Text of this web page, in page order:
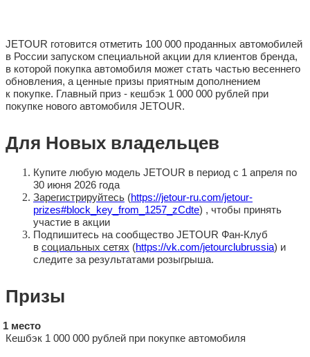
JETOUR готовится отметить 100 000 проданных автомобилей
в России запуском специальной акции для клиентов бренда,
в которой покупка автомобиля может стать частью весеннего
обновления, а ценные призы приятным дополнением
к покупке. Главный приз - кешбэк 1 000 000 рублей при
покупке нового автомобиля JETOUR.
Для Новых владельцев
Купите любую модель JETOUR в период с 1 апреля по
30 июня 2026 года
Зарегистрируйтесь (https://jetour-ru.com/jetour-
prizes#block_key_from_1257_zCdte) , чтобы принять
участие в акции
Подпишитесь на сообщество JETOUR Фан-Клуб
в социальных сетях (https://vk.com/jetourclubrussia) и
следите за результатами розыгрыша.
Призы
1 место
Кешбэк 1 000 000 рублей при покупке автомобиля